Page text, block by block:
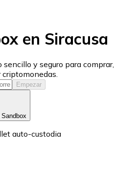
en Siracusa
y seguro para comprar,
Empezar
auto-custodia